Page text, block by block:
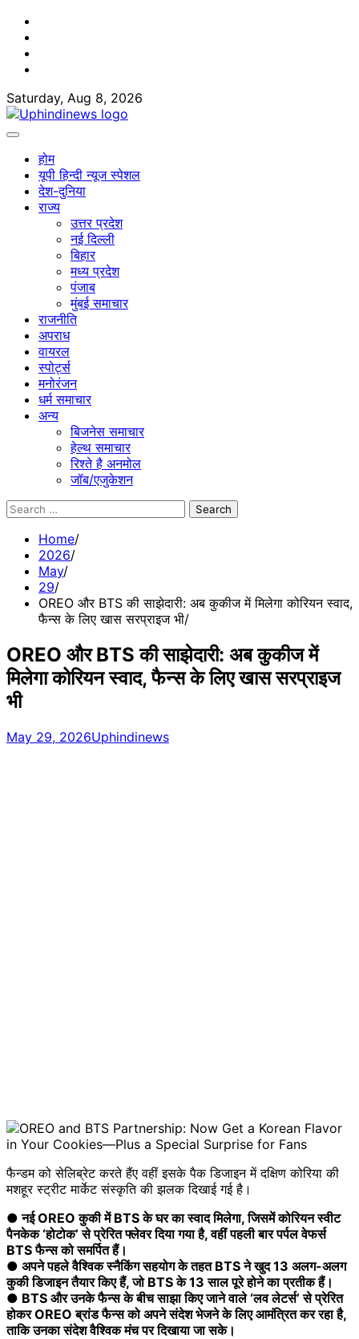
Skip
content
Saturday, Aug 8, 2026
होम
यूपी हिन्दी न्यूज स्पेशल
देश-दुनिया
राज्य
उत्तर प्रदेश
नई दिल्ली
बिहार
मध्य प्रदेश
पंजाब
मुंबई समाचार
राजनीति
अपराध
वायरल
स्पोर्ट्स
मनोरंजन
धर्म समाचार
अन्य
बिजनेस समाचार
हेल्थ समाचार
रिश्ते है अनमोल
जॉब/एजुकेशन
Search
Home
2026
May
29
OREO और BTS की साझेदारी: अब कुकीज में मिलेगा कोरियन स्वाद,
फैन्स के लिए खास सरप्राइज भी
OREO और BTS की साझेदारी: अब कुकीज में
मिलेगा कोरियन स्वाद, फैन्स के लिए खास सरप्राइज
भी
May 29, 2026Uphindinews
फैन्डम को सेलिब्रेट करते हैंए वहीं इसके पैक डिजाइन में दक्षिण कोरिया की
मशहूर स्ट्रीट मार्केट संस्कृति की झलक दिखाई गई है।
● नई OREO कुकी में BTS के घर का स्वाद मिलेगा, जिसमें कोरियन स्वीट
पैनकेक ‘होटोक’ से प्रेरित फ्लेवर दिया गया है, वहीं पहली बार पर्पल वेफर्स
BTS फैन्स को समर्पित हैं।
● अपने पहले वैश्विक स्नैकिंग सहयोग के तहत BTS ने खुद 13 अलग-अलग
कुकी डिजाइन तैयार किए हैं, जो BTS के 13 साल पूरे होने का प्रतीक हैं।
● BTS और उनके फैन्स के बीच साझा किए जाने वाले ‘लव लेटर्स’ से प्रेरित
होकर OREO ब्रांड फैन्स को अपने संदेश भेजने के लिए आमंत्रित कर रहा है,
ताकि उनका संदेश वैश्विक मंच पर दिखाया जा सके।